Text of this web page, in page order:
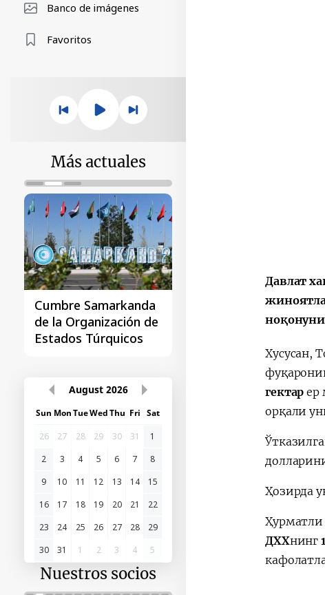
Banco de imágenes
Favoritos
Más actuales
Cumbre Samarkanda
de la Organización de
Estados Túrquicos
La primera Cumbre
"Asia Central - China"
August 2026
Sun MonTueWedThu Fri Sat
26
27 28 29 30 31
1
2
3 4 5 6 7
8
9
10 11 12 13 14
15
16
17 18 19 20 21
22
23
24 25 26 27 28
29
30
31 1 2 3 4 5
Nuestros socios
Давлат
Хусусан,
гектар ер
орқали
Ҳозирда
Ҳурматли
ДХХнинг